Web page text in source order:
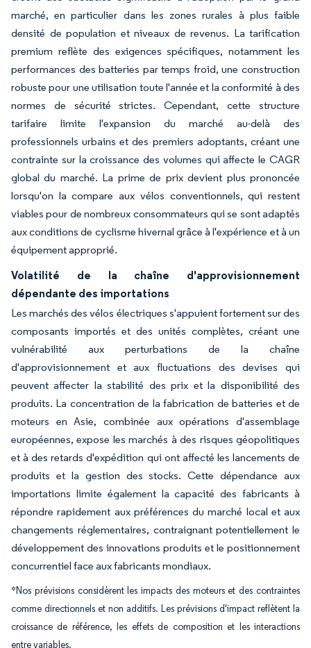
marché, en particulier dans les zones rurales à plus faible
densité de population et niveaux de revenus. La tarification
premium reflète des exigences spécifiques, notamment les
performances des batteries par temps froid, une construction
robuste pour une utilisation toute l'année et la conformité à des
normes de sécurité strictes. Cependant, cette structure
tarifaire limite l'expansion du marché au-delà des
professionnels urbains et des premiers adoptants, créant une
contrainte sur la croissance des volumes qui affecte le CAGR
global du marché. La prime de prix devient plus prononcée
lorsqu'on la compare aux vélos conventionnels, qui restent
viables pour de nombreux consommateurs qui se sont adaptés
aux conditions de cyclisme hivernal grâce à l'expérience et à un
équipement approprié.
Volatilité de la chaîne d'approvisionnement
dépendante des importations
Les marchés des vélos électriques s'appuient fortement sur des
composants importés et des unités complètes, créant une
vulnérabilité aux perturbations de la chaîne
d'approvisionnement et aux fluctuations des devises qui
peuvent affecter la stabilité des prix et la disponibilité des
produits. La concentration de la fabrication de batteries et de
moteurs en Asie, combinée aux opérations d'assemblage
européennes, expose les marchés à des risques géopolitiques
et à des retards d'expédition qui ont affecté les lancements de
produits et la gestion des stocks. Cette dépendance aux
importations limite également la capacité des fabricants à
répondre rapidement aux préférences du marché local et aux
changements réglementaires, contraignant potentiellement le
développement des innovations produits et le positionnement
concurrentiel face aux fabricants mondiaux.
*Nos prévisions considèrent les impacts des moteurs et des contraintes
comme directionnels et non additifs. Les prévisions d'impact reflètent la
croissance de référence, les effets de composition et les interactions
entre variables.